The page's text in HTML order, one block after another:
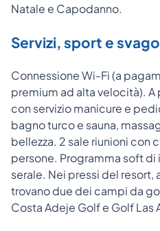
Natale e Capodanno.
Servizi, sport e svago
Connessione Wi-Fi (a
premium ad alta velocità).
con servizio manicure e
bagno turco e sauna,
bellezza. 2 sale riunioni con
persone. Programma soft
serale. Nei pressi del resort,
trovano due dei campi da
Costa Adeje Golf e Golf Las